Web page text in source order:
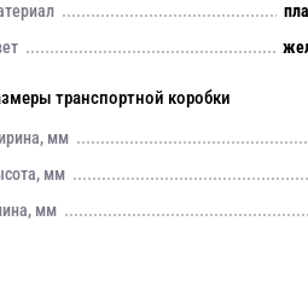
транспортной коробки
мм
мм
мм